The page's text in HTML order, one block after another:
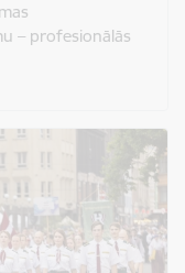
– profesionālās